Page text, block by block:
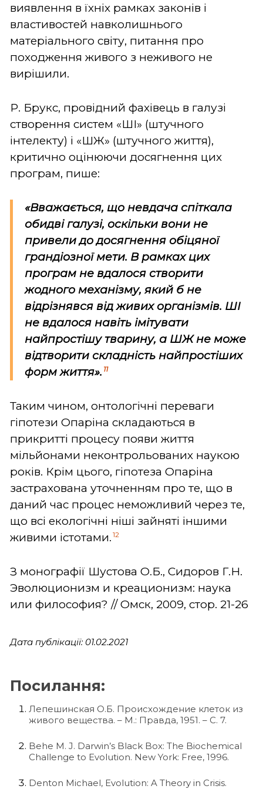
виявлення в їхніх рамках законів і
властивостей навколишнього
матеріального світу, питання про
походження живого з неживого не
вирішили.
Р. Брукс, провідний фахівець в галузі
створення систем «ШІ» (штучного
інтелекту) і «ШЖ» (штучного життя),
критично оцінюючи досягнення цих
програм, пише:
«Вважається, що невдача спіткала
обидві галузі, оскільки вони не
привели до досягнення обіцяної
грандіозної мети. В рамках цих
програм не вдалося створити
жодного механізму, який б не
відрізнявся від живих організмів. ШІ
не вдалося навіть імітувати
найпростішу тварину, а ШЖ не може
відтворити складність найпростіших
форм життя». 11
Таким чином, онтологічні переваги
гіпотези Опаріна складаються в
прикритті процесу появи життя
мільйонами неконтрольованих наукою
років. Крім цього, гіпотеза Опаріна
застрахована уточненням про те, що в
даний час процес неможливий через те,
що всі екологічні ніші зайняті іншими
живими істотами. 12
З монографії Шустова О.Б., Сидоров Г.Н.
Эволюционизм и креационизм: наука
или философия? // Омск, 2009, стор. 21-26
Дата публікації: 01.02.2021
Посилання:
Лепешинская О.Б. Происхождение клеток из
живого вещества. – М.: Правда, 1951. – С. 7.
Behe M. J. Darwin’s Black Box: The Biochemical
Challenge to Evolution. New York: Free, 1996.
Denton Michael, Evolution: A Theory in Crisis.